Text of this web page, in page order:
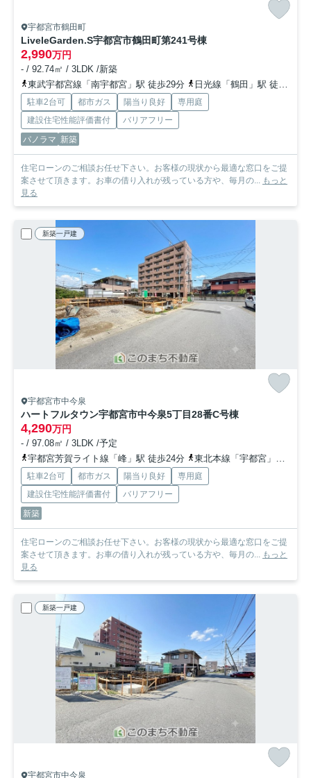
宇都宮市鶴田町
LiveleGarden.S宇都宮市鶴田町第241号棟
2,990万円
- / 92.74㎡ / 3LDK /新築
東武宇都宮線「南宇都宮」駅 徒歩29分
日光線「鶴田」駅 徒歩25分
駐車2台可 都市ガス 陽当り良好
専用庭
建設住宅性能評価書付
バリアフリー
パノラマ 新築
住宅ローンのご相談お任せ下さい。お客様の現状から最適な窓口をご提
案させて頂きます。お車の借り入れが残っている方や、毎月の... もっと
見る
新築一戸建
宇都宮市中今泉
ハートフルタウン宇都宮市中今泉5丁目28番C号棟
4,290万円
- / 97.08㎡ / 3LDK /予定
宇都宮芳賀ライト線「峰」駅 徒歩24分
東北本線「宇都宮」駅 徒歩33分
駐車2台可 都市ガス 陽当り良好
専用庭
建設住宅性能評価書付
バリアフリー
新築
住宅ローンのご相談お任せ下さい。お客様の現状から最適な窓口をご提
案させて頂きます。お車の借り入れが残っている方や、毎月の... もっと
見る
新築一戸建
宇都宮市中今泉